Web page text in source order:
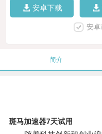
安卓下载
安卓
简介
斑马加速器7天试用